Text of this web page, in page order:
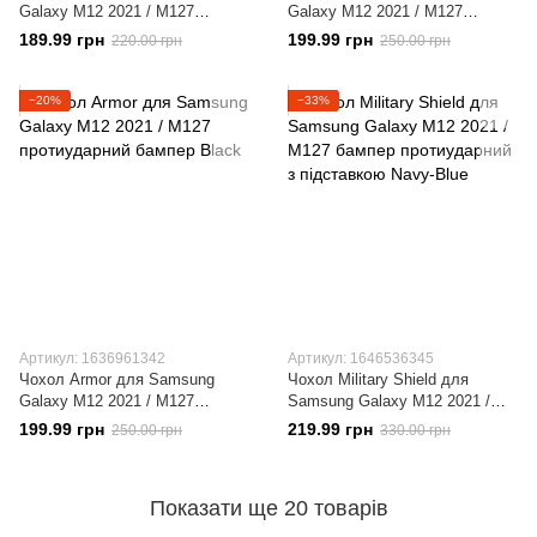
Galaxy M12 2021 / M127
бампер протиударний з
підставкою Red
189.99 грн 220.00 грн
Galaxy M12 2021 / M127
протиударний бампер Blue
199.99 грн 250.00 грн
−20%
Артикул: 1636961342
Чохол Armor для Samsung
Galaxy M12 2021 / M127
протиударний бампер Black
199.99 грн 250.00 грн
−33%
Артикул: 1646536345
Чохол Military Shield для
Samsung Galaxy M12 2021 /
M127 бампер протиударний з
підставкою Navy-Blue
219.99 грн 330.00 грн
Показати ще 20 товарів